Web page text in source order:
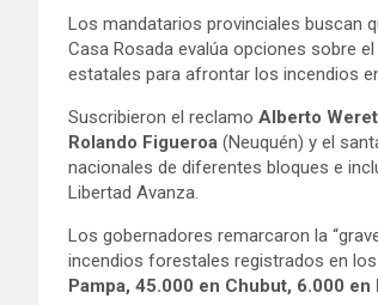
Los mandatarios provinciales buscan
Casa Rosada evalúa opciones sobre
estatales para afrontar los incendios
Suscribieron el reclamo Alberto
Rolando Figueroa (Neuquén) y el
nacionales de diferentes bloques e
Libertad Avanza.
Los gobernadores remarcaron la
incendios forestales registrados en
Pampa, 45.000 en Chubut, 6.000